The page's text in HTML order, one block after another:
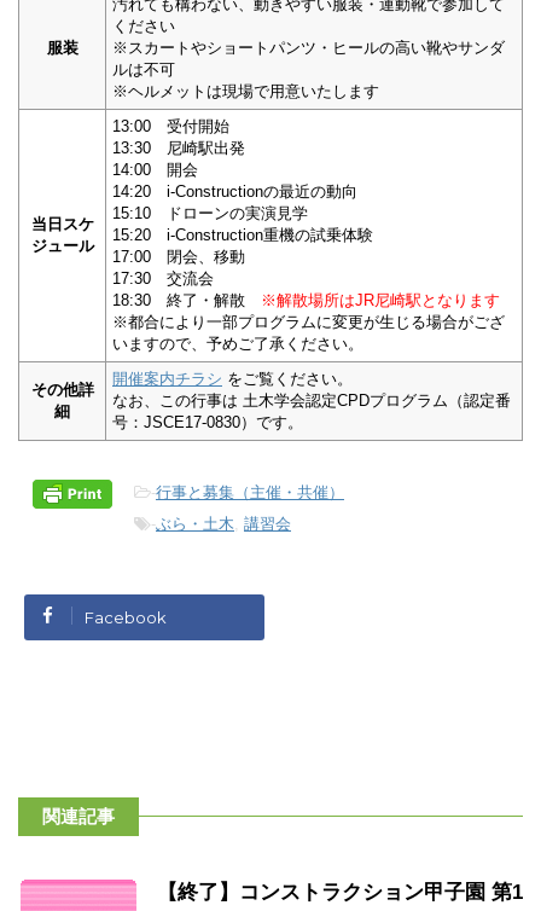
服装
汚れても構わない、動きやすい服装・運動靴で参加して
ください
※スカートやショートパンツ・ヒールの高い靴やサンダ
ルは不可
※ヘルメットは現場で用意いたします
当日スケ
ジュール
13:00 受付開始
13:30 尼崎駅出発
14:00 開会
14:20 i-Constructionの最近の動向
15:10 ドローンの実演見学
15:20 i-Construction重機の試乗体験
17:00 閉会、移動
17:30 交流会
18:30 終了・解散
※解散場所はJR尼崎駅となります
※都合により一部プログラムに変更が生じる場合がござ
いますので、予めご了承ください。
その他詳
細
開催案内チラシ をご覧ください。
なお、この行事は 土木学会認定CPDプログラム（認定番
号：JSCE17-0830）です。
-行事と募集（主催・共催）
-ぶら・土木, 講習会
Facebook
関連記事
【終了】コンストラクション甲子園 第1